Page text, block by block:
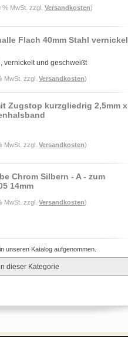
% MwSt. zzgl. Versandkosten)
Flach 40mm Stahl
vernickelt und geschweißt
MwSt. zzgl. Versandkosten)
Zugstop kurzgliedrig 2,5mm x
MwSt. zzgl. Versandkosten)
Chrom Silbern - A - zum
14mm
MwSt. zzgl. Versandkosten)
unseren Katalog aufgenommen.
dieser Kategorie